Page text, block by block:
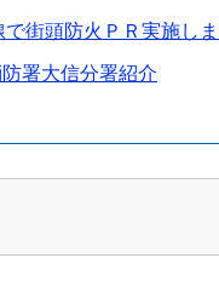
街頭防火ＰＲ実施しま
署大信分署紹介